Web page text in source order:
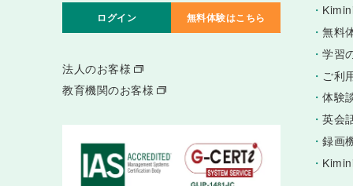
ログイン 無料体験はこちら
法人のお客様
教育機関のお客様
・
・無料
・学習
・ ご利
・体験
・英会
・録画
・